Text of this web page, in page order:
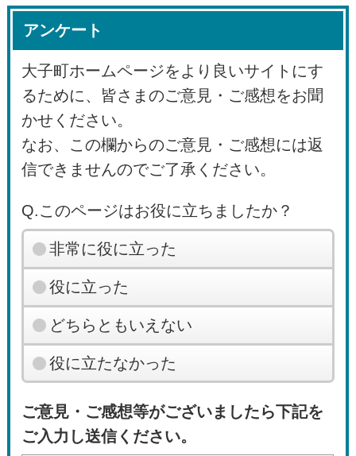
アンケート
大子町ホームページをより良いサイトにす
るために、皆さまのご意見・ご感想をお聞
かせください。
なお、この欄からのご意見・ご感想には返
信できませんのでご了承ください。
Q.このページはお役に立ちましたか？
非常に役に立った
役に立った
どちらともいえない
役に立たなかった
ご意見・ご感想等がございましたら下記を
ご入力し送信ください。